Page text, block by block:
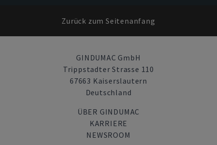
Zurück zum Seitenanfang
GINDUMAC GmbH
Trippstadter Strasse 110
67663 Kaiserslautern
Deutschland
ÜBER GINDUMAC
KARRIERE
NEWSROOM